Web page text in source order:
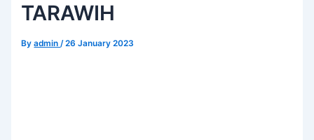
TARAWIH
Byadmin/26 January 2023